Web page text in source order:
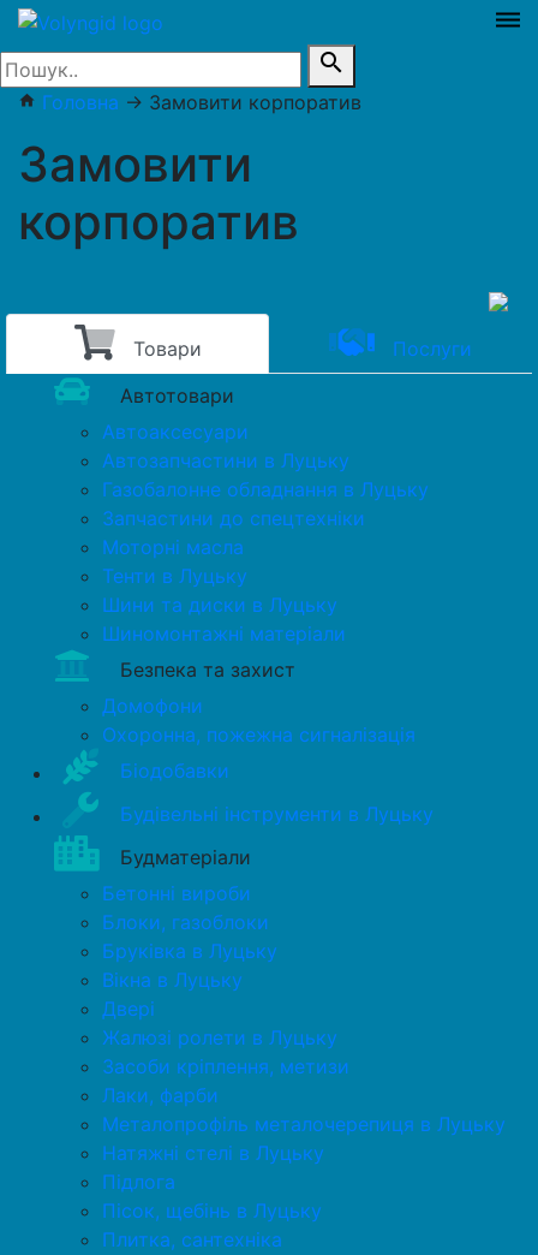
dehaze
search
home Головна → Замовити корпоратив
Замовити
корпоратив
Товари
Послуги
Автотовари
Автоаксесуари
Автозапчастини в Луцьку
Газобалонне обладнання в Луцьку
Запчастини до спецтехніки
Моторні масла
Тенти в Луцьку
Шини та диски в Луцьку
Шиномонтажні матеріали
Безпека та захист
Домофони
Охоронна, пожежна сигналізація
Біодобавки
Будівельні інструменти в Луцьку
Будматеріали
Бетонні вироби
Блоки, газоблоки
Бруківка в Луцьку
Вікна в Луцьку
Двері
Жалюзі ролети в Луцьку
Засоби кріплення, метизи
Лаки, фарби
Металопрофіль металочерепиця в Луцьку
Натяжні стелі в Луцьку
Підлога
Пісок, щебінь в Луцьку
Плитка, сантехніка